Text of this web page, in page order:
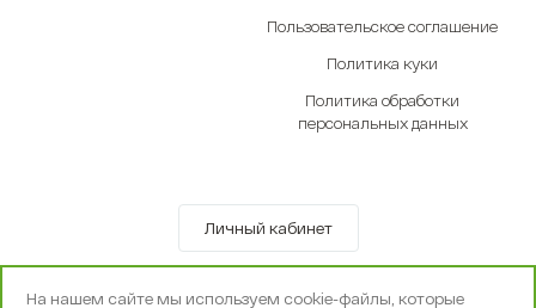
Пользовательское соглашение
Политика куки
Политика обработки
персональных данных
Личный кабинет
© OOO «Экселенте» 2010-2026 г.
На нашем сайте мы используем cookie-файлы, которые